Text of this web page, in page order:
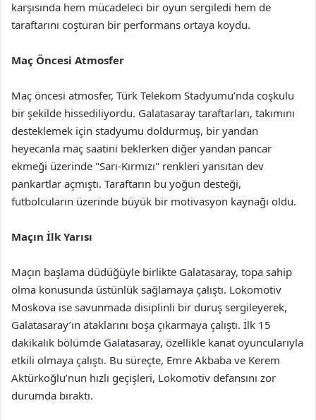
karşısında hem mücadeleci bir oyun sergiledi hem de
taraftarını coşturan bir performans ortaya koydu.
Maç Öncesi Atmosfer
Maç öncesi atmosfer, Türk Telekom Stadyumu’nda coşkulu
bir şekilde hissediliyordu. Galatasaray taraftarları, takımını
desteklemek için stadyumu doldurmuş, bir yandan
heyecanla maç saatini beklerken diğer yandan pancar
ekmeği üzerinde "Sarı-Kırmızı" renkleri yansıtan dev
pankartlar açmıştı. Taraftarın bu yoğun desteği,
futbolcuların üzerinde büyük bir motivasyon kaynağı oldu.
Maçın İlk Yarısı
Maçın başlama düdüğüyle birlikte Galatasaray, topa sahip
olma konusunda üstünlük sağlamaya çalıştı. Lokomotiv
Moskova ise savunmada disiplinli bir duruş sergileyerek,
Galatasaray’ın ataklarını boşa çıkarmaya çalıştı. İlk 15
dakikalık bölümde Galatasaray, özellikle kanat oyuncularıyla
etkili olmaya çalıştı. Bu süreçte, Emre Akbaba ve Kerem
Aktürkoğlu’nun hızlı geçişleri, Lokomotiv defansını zor
durumda bıraktı.